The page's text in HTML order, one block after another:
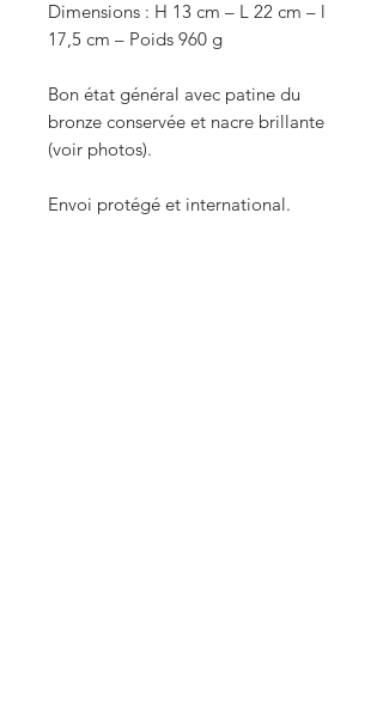
Dimensions : H 13 cm – L 22 cm – l
17,5 cm – Poids 960 g
Bon état général avec patine du
bronze conservée et nacre brillante
(voir photos).
Envoi protégé et international.